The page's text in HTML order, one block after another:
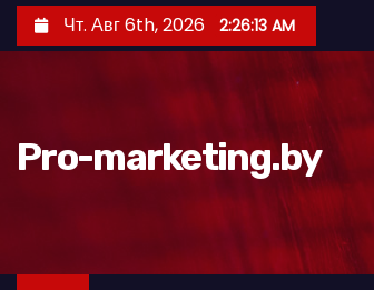
е
Чт. Авг 6th, 2026 2:26:15 AM
Pro-marketing.by